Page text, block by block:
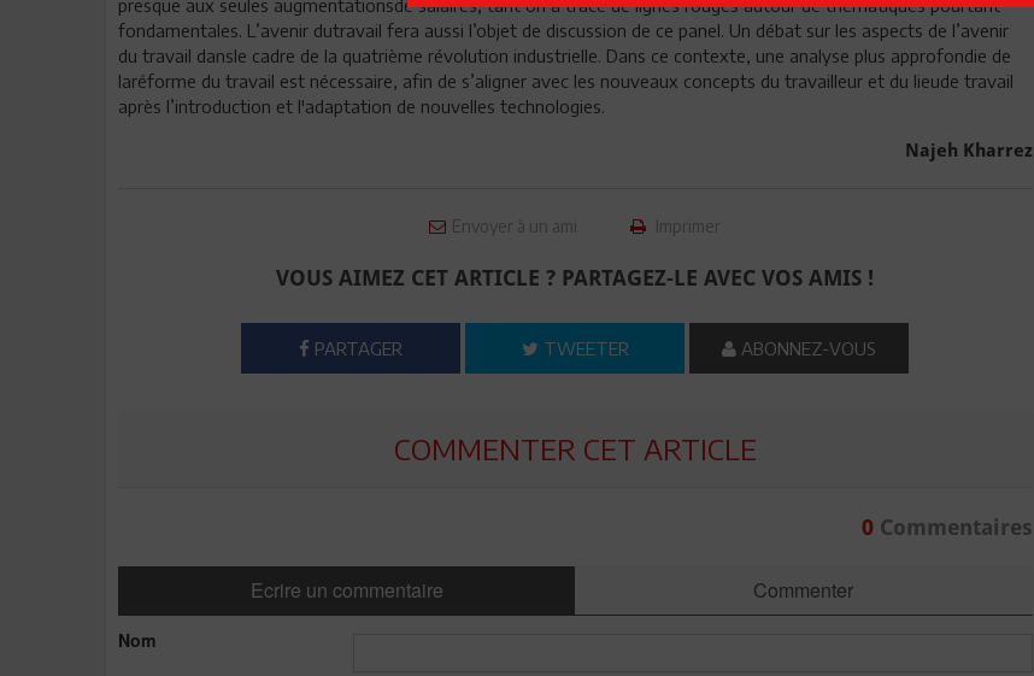
presque aux seules augmentationsde salaires, tant on a tracé de lignes rouges autour de thématiques pourtant
fondamentales. L’avenir dutravail fera aussi l’objet de discussion de ce panel. Un débat sur les aspects de l’avenir
du travail dansle cadre de la quatrième révolution industrielle. Dans ce contexte, une analyse plus approfondie de
laréforme du travail est nécessaire, afin de s’aligner avec les nouveaux concepts du travailleur et du lieude travail
après l’introduction et l'adaptation de nouvelles technologies.
Najeh Kharrez
Envoyer à un ami Imprimer
VOUS AIMEZ CET ARTICLE ? PARTAGEZ-LE AVEC VOS AMIS !
PARTAGER TWEETER ABONNEZ-VOUS
COMMENTER CET ARTICLE
0Commentaires
Ecrire un commentaire Commenter
Nom